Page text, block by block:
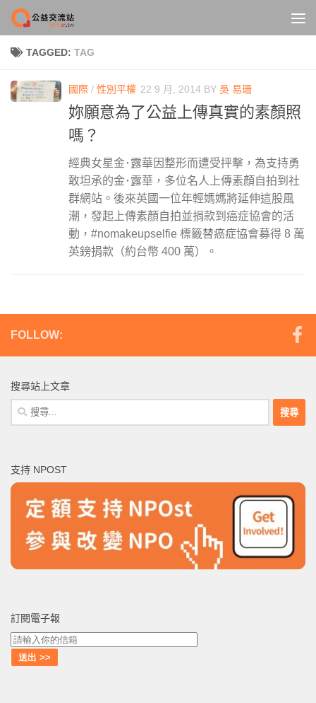
Skip to content
TAGGED: TAG
國際 / 性別平權 22 9 月, 2014 BY 吳 易珊
妳願意為了公益上傳真實的素顏照
嗎？
經典女星金･露華因整形而遭受抨擊，為支持勇
敢坦承的金･露華，多位名人上傳素顏自拍到社
群網站。後來英國一位年輕媽媽將延伸這股風
潮，發起上傳素顏自拍並捐款到癌症協會的活
動，#nomakeupselfie 標籤替癌症協會募得 8 萬
英鎊捐款（約台幣 400 萬）。
FOLLOW:
搜尋站上文章
搜
尋
字:
支持 NPOST
訂閱電子報